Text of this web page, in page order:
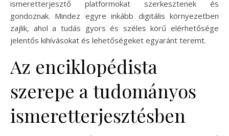
ismeretterjesztő platformokat szerkesztenek és
gondoznak. Mindez egyre inkább digitális környezetben
zajlik, ahol a tudás gyors és széles körű elérhetősége
jelentős kihívásokat és lehetőségeket egyaránt teremt.
Az enciklopédista
szerepe a tudományos
ismeretterjesztésben